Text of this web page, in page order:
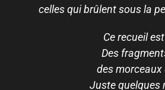
celles qui brûlent sous la
Ce recueil
Des
des morceaux
Juste quelques